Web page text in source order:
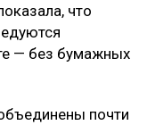
что
— без бумажных
почти